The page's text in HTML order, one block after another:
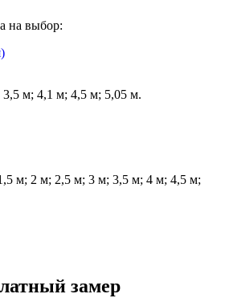
на выбор:
м; 4,1 м; 4,5 м; 5,05 м.
м; 2 м; 2,5 м; 3 м; 3,5 м; 4 м; 4,5 м;
замер